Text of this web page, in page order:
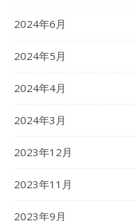
2024年6月
2024年5月
2024年4月
2024年3月
2023年12月
2023年11月
2023年9月